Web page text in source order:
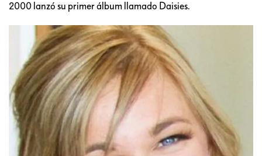
2000 lanzó su primer álbum llamado Daisies.